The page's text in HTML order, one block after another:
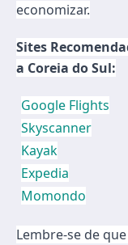
economizar.
Sites
a Coreia do Sul:
Google Flights
Skyscanner
Kayak
Expedia
Momondo
Lembre-se de